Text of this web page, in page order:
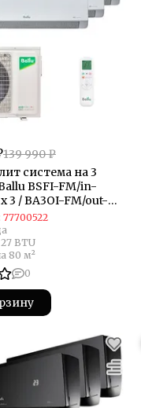
139 990 ₽
система на 3
BSFI-FM/in-
3 / BA3OI-FM/out-
77700522
27 BTU
80 м²
0